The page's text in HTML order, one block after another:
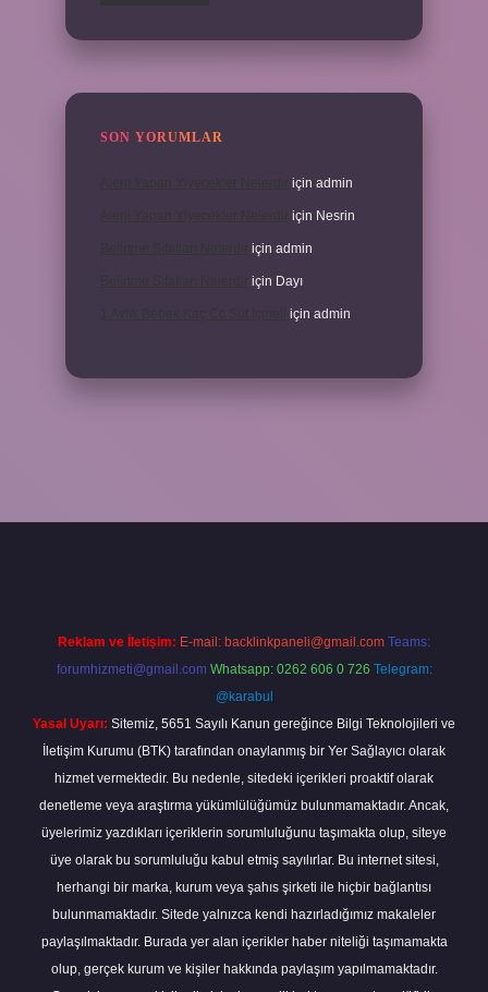
SON YORUMLAR
için admin
için Nesrin
için admin
Belirtme Sıfatları Nelerdir için Dayı
1 Aylık Bebek Kaç Cc Süt Içmeli için admin
Reklam ve İletişim: E-mail: backlinkpaneli@gmail.com Teams:
forumhizmeti@gmail.com Whatsapp: 0262 606 0 726 Telegram:
@karabul
Yasal Uyarı: Sitemiz, 5651 Sayılı Kanun gereğince Bilgi Teknolojileri ve
İletişim Kurumu (BTK) tarafından onaylanmış bir Yer Sağlayıcı olarak
hizmet vermektedir. Bu nedenle, sitedeki içerikleri proaktif olarak
denetleme veya araştırma yükümlülüğümüz bulunmamaktadır. Ancak,
üyelerimiz yazdıkları içeriklerin sorumluluğunu taşımakta olup, siteye
üye olarak bu sorumluluğu kabul etmiş sayılırlar. Bu internet sitesi,
herhangi bir marka, kurum veya şahıs şirketi ile hiçbir bağlantısı
bulunmamaktadır. Sitede yalnızca kendi hazırladığımız makaleler
paylaşılmaktadır. Burada yer alan içerikler haber niteliği taşımamakta
olup, gerçek kurum ve kişiler hakkında paylaşım yapılmamaktadır.